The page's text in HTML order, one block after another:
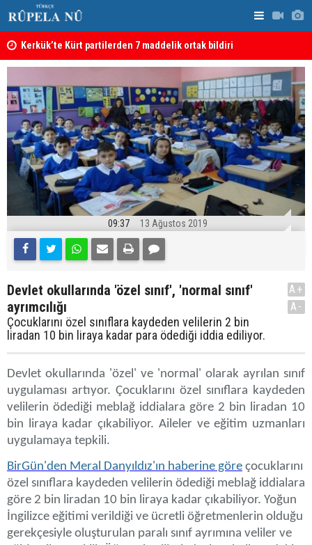
Kerkük’te Kürt partilerden 7 maddelik ortak bildiri
09:37 13 Ağustos 2019
Devlet okullarında 'özel sınıf', 'normal sınıf'
ayrımcılığı
Çocuklarını özel sınıflara kaydeden velilerin 2 bin
liradan 10 bin liraya kadar para ödediği iddia ediliyor.
A+
A-
Devlet okullarında 'özel' ve 'normal' olarak ayrılan sınıf
uygulaması artıyor. Çocuklarını özel sınıflara kaydeden
velilerin ödediği meblağ iddialara göre 2 bin liradan 10
bin liraya kadar çıkabiliyor. Aileler ve eğitim uzmanları
uygulamaya tepkili.
BirGün'den Meral Danyıldız'ın haberine göre çocuklarını
özel sınıflara kaydeden velilerin ödediği meblağ iddialara
göre 2 bin liradan 10 bin liraya kadar çıkabiliyor. Yoğun
İngilizce eğitimi verildiği ve ücretli öğretmenlerin olduğu
gerekçesiyle oluşturulan paralı sınıf ayrımına veliler ve